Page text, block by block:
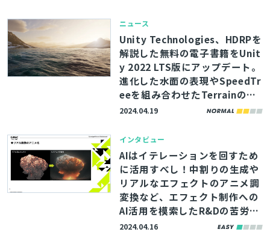
ニュース
Unity Technologies、HDRPを
解説した無料の電子書籍をUnit
y 2022 LTS版にアップデート。
進化した水面の表現やSpeedTr
eeを組み合わせたTerrainの使
い方を183ページにわたって紹
2024.04.19
インタビュー
AIはイテレーションを回すため
に活用すべし！中割りの生成や
リアルなエフェクトのアニメ調
変換など、エフェクト制作への
AI活用を模索したR&Dの苦労と
展望をインタビュー【CAGC202
2024.04.16